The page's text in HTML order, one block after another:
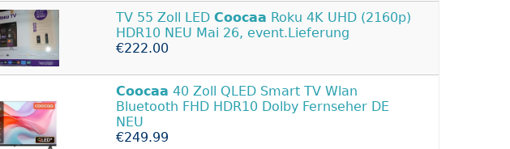
TV 55 Zoll LED Coocaa Roku 4K UHD (2160p)
HDR10 NEU Mai 26, event.Lieferung
€222.00
Coocaa 40 Zoll QLED Smart TV Wlan
Bluetooth FHD HDR10 Dolby Fernseher DE
NEU
€249.99